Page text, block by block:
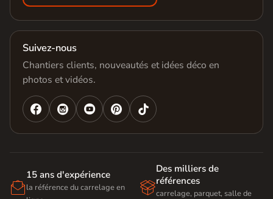
Suivez-nous
Chantiers clients, nouveautés et idées déco en
photos et vidéos.
   

15 ans d'expérience
la référence du carrelage en

Des milliers de
références
carrelage, parquet, salle de